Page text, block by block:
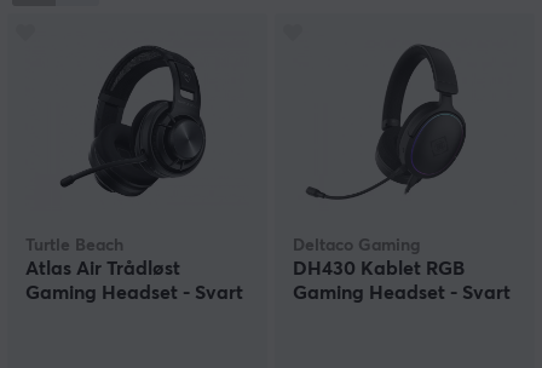
Turtle Beach
Atlas Air Trådløst
Gaming Headset - Svart
Deltaco Gaming
DH430 Kablet RGB
Gaming Headset - Svart